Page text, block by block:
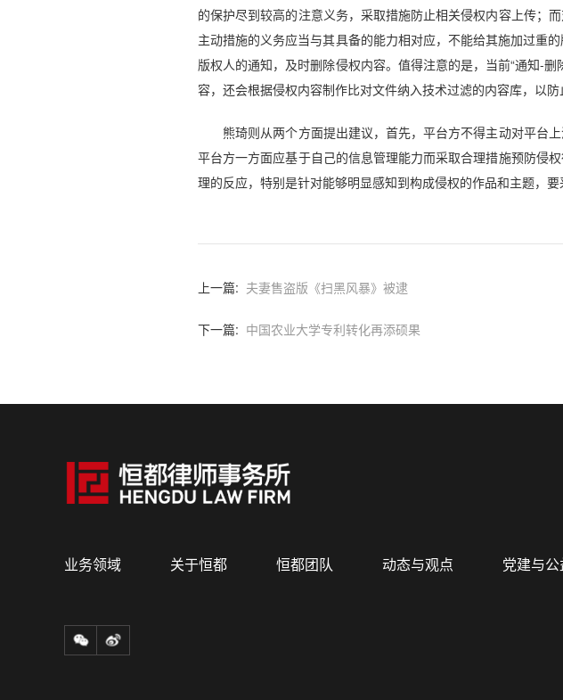
的保护尽到较高的注意义务，采取措施防止相关侵权内容上传；
主动措施的义务应当与其具备的能力相对应，不能给其施加过重
版权人的通知，及时删除侵权内容。值得注意的是，当前“通知-
容，还会根据侵权内容制作比对文件纳入技术过滤的内容库，以
熊琦则从两个方面提出建议，首先，平台方不得主动对平台上
平台方一方面应基于自己的信息管理能力而采取合理措施预防侵
理的反应，特别是针对能够明显感知到构成侵权的作品和主题，要
上一篇: 夫妻售盗版《扫黑风暴》被逮
下一篇: 中国农业大学专利转化再添硕果
业务领域 关于恒都 恒都团队 动态与观点 党建与公